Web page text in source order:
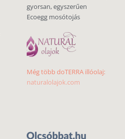
gyorsan, egyszerűen
Ecoegg mosótojás
Még több doTERRA illóolaj:
naturalolajok.com